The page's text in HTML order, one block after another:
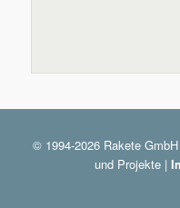
© 1994-2026 Rakete
und Projekte |